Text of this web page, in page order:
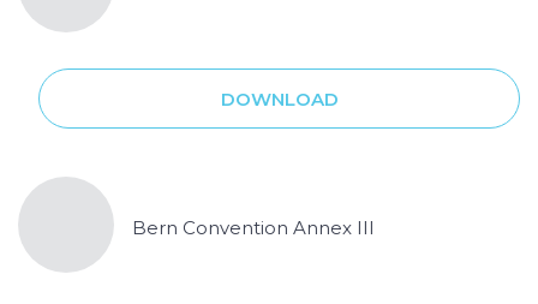
DOWNLOAD
Bern Convention Annex III